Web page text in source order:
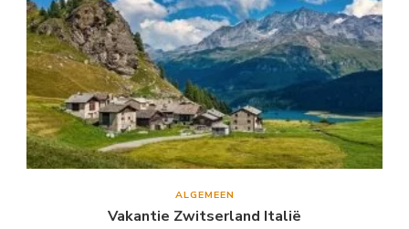
ALGEMEEN
Vakantie Zwitserland Italië